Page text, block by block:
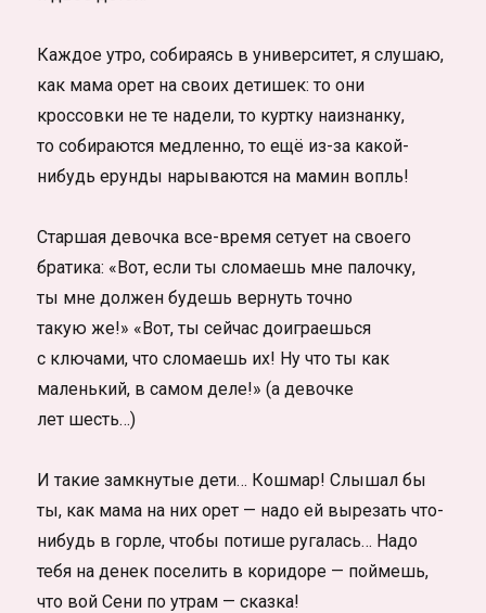
Каждое утро, собираясь в университет, я слушаю,
как мама орет на своих детишек: то они
кроссовки не те надели, то куртку наизнанку,
то собираются медленно, то ещё из-за какой-
нибудь ерунды нарываются на мамин вопль!
Старшая девочка все-время сетует на своего
братика: «Вот, если ты сломаешь мне палочку,
ты мне должен будешь вернуть точно
такую же!» «Вот, ты сейчас доиграешься
с ключами, что сломаешь их! Ну что ты как
маленький, в самом деле!» (а девочке
лет шесть…)
И такие замкнутые дети… Кошмар! Слышал бы
ты, как мама на них орет — надо ей вырезать что-
нибудь в горле, чтобы потише ругалась… Надо
тебя на денек поселить в коридоре — поймешь,
что вой Сени по утрам — сказка!